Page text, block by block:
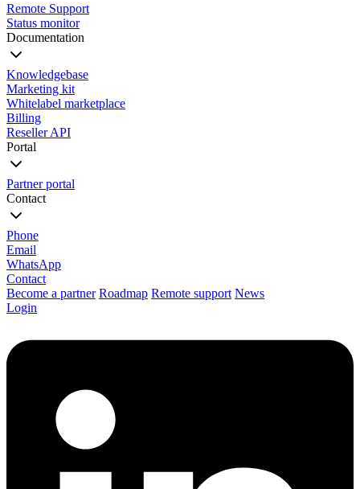
Remote Support
Status monitor
Documentation
Knowledgebase
Marketing kit
Whitelabel marketplace
Billing
Reseller API
Portal
Partner portal
Contact
Phone
Email
WhatsApp
Contact
Become a partner Roadmap Remote support News
Login